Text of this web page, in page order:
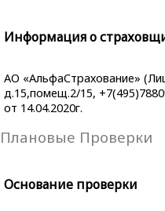
Информация о
АО «АльфаСтрахование»
д.15,помещ.2/15,
от 14.04.2020г.
Плановые Проверки
Основание проверки